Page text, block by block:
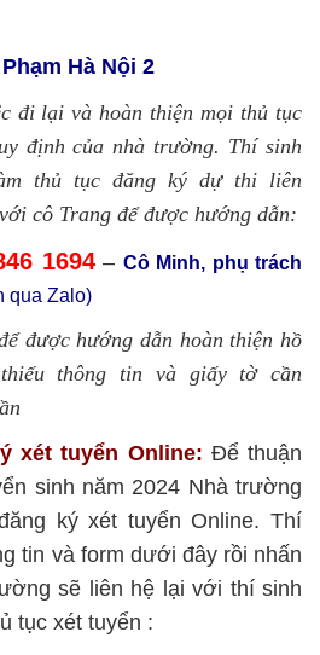
Hà Nội 2
đi lại và hoàn thiện mọi thủ tục
định của nhà trường. Thí sinh
thủ tục đăng ký dự thi liên
cô Trang để được hướng dẫn:
1694– Cô Minh, phụ trách
qua Zalo)
được hướng dẫn hoàn thiện hồ
thông tin và giấy tờ cần
xét tuyển Online: Để thuận
sinh năm 2024 Nhà trường
ký xét tuyển Online. Thí
tin và form dưới đây rồi nhấn
sẽ liên hệ lại với thí sinh
tục xét tuyển :